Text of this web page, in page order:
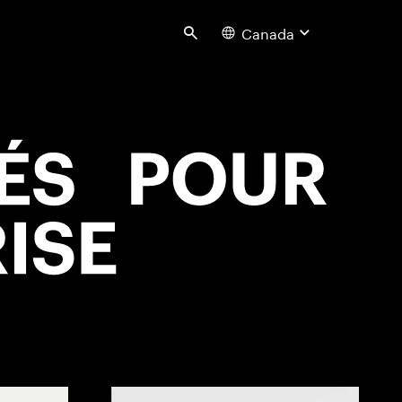
Search Canada